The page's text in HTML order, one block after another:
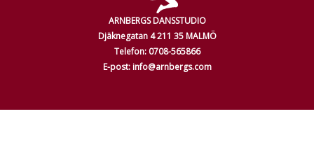
ARNBERGS DANSSTUDIO
Djäknegatan 4 211 35 MALMÖ
Telefon: 0708-565866
E-post: info@arnbergs.com